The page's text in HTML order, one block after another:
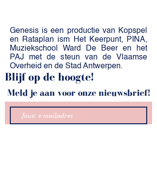
Genesis is een productie van Kopspel
en Rataplan ism Het Keerpunt, PINA,
Muziekschool Ward De Beer en het
PAJ met de steun van de Vlaamse
Overheid en de Stad Antwerpen.​​
Blijf op de hoogte!
Meld je aan voor onze nieuwsbrief!